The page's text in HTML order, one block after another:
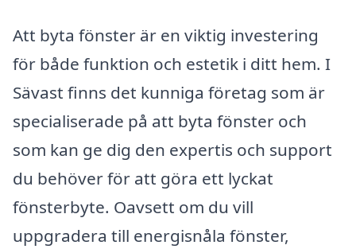
Att byta fönster är en viktig investering
för både funktion och estetik i ditt hem. I
Sävast finns det kunniga företag som är
specialiserade på att byta fönster och
som kan ge dig den expertis och support
du behöver för att göra ett lyckat
fönsterbyte. Oavsett om du vill
uppgradera till energisnåla fönster,